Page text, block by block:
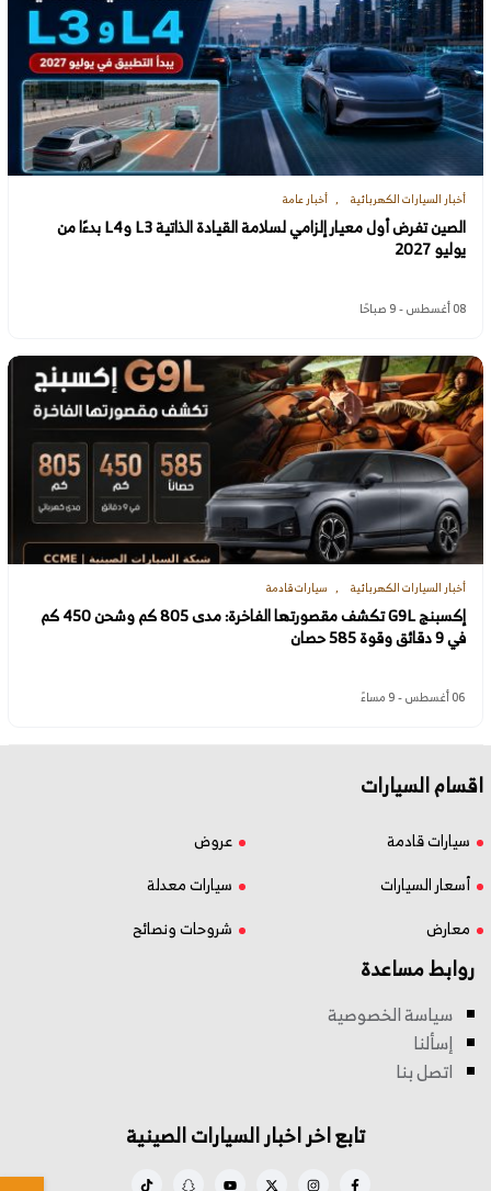
أخبار السيارات الكهربائية أخبار عامة
الصين تفرض أول معيار إلزامي لسلامة القيادة الذاتية L3 وL4 بدءًا من
يوليو 2027
08 أغسطس - 9 صباحًا
أخبار السيارات الكهربائية سيارات قادمة
إكسبنج G9L تكشف مقصورتها الفاخرة: مدى 805 كم وشحن 450 كم
في 9 دقائق وقوة 585 حصان
06 أغسطس - 9 مساءً
اقسام السيارات
سيارات قادمة
عروض
أسعار السيارات
سيارات معدلة
معارض
شروحات ونصائح
روابط مساعدة
سياسة الخصوصية
إسألنا
اتصل بنا
تابع اخر اخبار السيارات الصينية